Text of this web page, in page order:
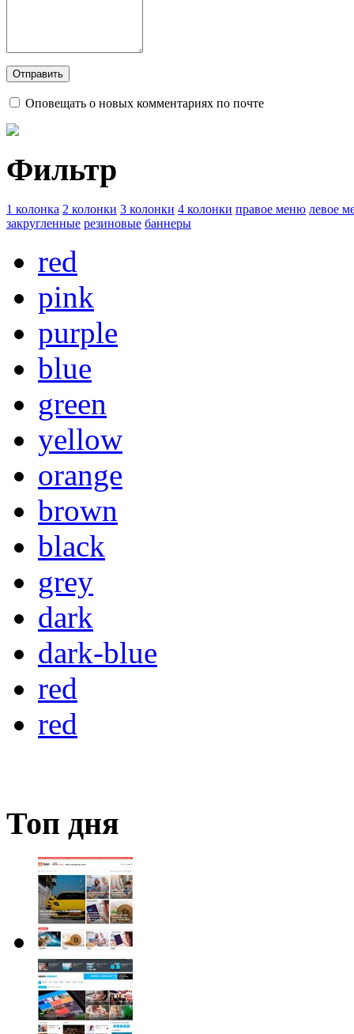
Оповещать о новых комментариях по почте
Фильтр
1 колонка 2 колонки 3 колонки 4 колонки правое меню левое
закругленные резиновые баннеры
red
pink
purple
blue
green
yellow
orange
brown
black
grey
dark
dark-blue
red
red
Топ дня